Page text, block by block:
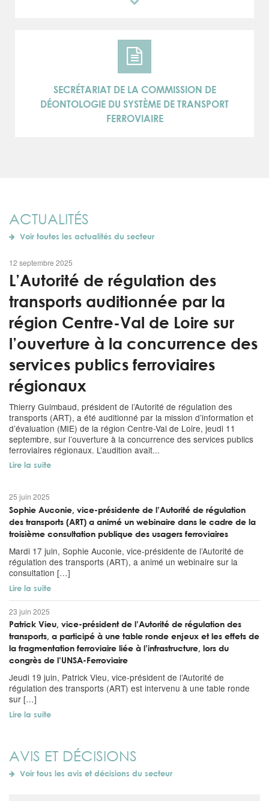
SECRÉTARIAT DE LA COMMISSION DE
DÉONTOLOGIE DU SYSTÈME DE TRANSPORT
FERROVIAIRE
ACTUALITÉS
Voir toutes les actualités du secteur
12 septembre 2025
L’Autorité de régulation des
transports auditionnée par la
région Centre-Val de Loire sur
l’ouverture à la concurrence des
services publics ferroviaires
régionaux
Thierry Guimbaud, président de l’Autorité de régulation des
transports (ART), a été auditionné par la mission d’information et
d’évaluation (MIE) de la région Centre-Val de Loire, jeudi 11
septembre, sur l’ouverture à la concurrence des services publics
ferroviaires régionaux. L’audition avait...
Lire la suite
25 juin 2025
Sophie Auconie, vice-présidente de l’Autorité de régulation
des transports (ART) a animé un webinaire dans le cadre de la
troisième consultation publique des usagers ferroviaires
Mardi 17 juin, Sophie Auconie, vice-présidente de l’Autorité de
régulation des transports (ART), a animé un webinaire sur la
consultation […]
Lire la suite
23 juin 2025
Patrick Vieu, vice-président de l’Autorité de régulation des
transports, a participé à une table ronde enjeux et les effets de
la fragmentation ferroviaire liée à l’infrastructure, lors du
congrès de l’UNSA-Ferroviaire
Jeudi 19 juin, Patrick Vieu, vice-président de l’Autorité de
régulation des transports (ART) est intervenu à une table ronde
sur […]
Lire la suite
AVIS ET DÉCISIONS
Voir tous les avis et décisions du secteur